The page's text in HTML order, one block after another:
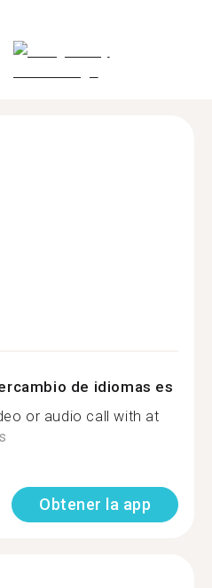
de idiomas es
or audio call with at
Obtener la app